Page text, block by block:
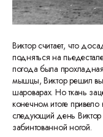
Виктор считает, что
подняться на
погода была
мышцы, Виктор решил
шароварах. Но ткань
конечном итоге привело
следующий день
забинтованной ногой.